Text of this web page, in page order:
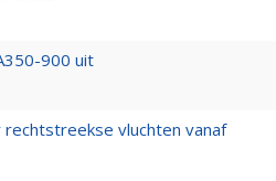
900 uit
vluchten vanaf